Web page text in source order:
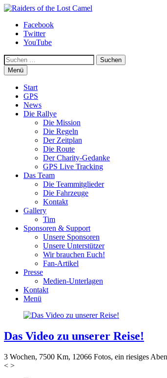
Zum
springen
Raiders of the Lost
Facebook
Twitter
YouTube
Suchen
Menü
Start
GPS
News
Die Rallye
Die Mission
Die Regeln
Der Zeitplan
Die Route
Der Charity-Gedanke
GPS Live Tracking
Das Team
Die Teammitglieder
Die Fahrzeuge
Kontakt
Gallery
Tim
Sponsoren & Support
Unsere Sponsoren
Unsere Unterstützer
Wir brauchen Euch!
Fan-Artikel
Presse
Medien-Unterlagen
Kontakt
Menü
Das Video zu unserer Reise!
3 Wochen, 7500 Km, 12066 Fotos, ein riesiges
< >